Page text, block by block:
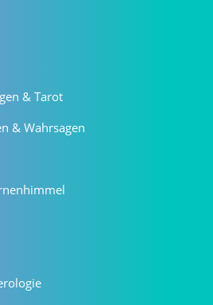
& Tarot
& Wahrsagen